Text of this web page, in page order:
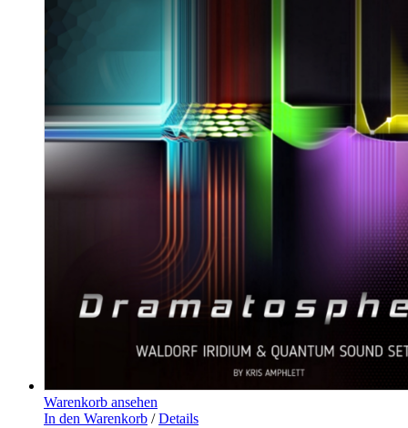
Warenkorb ansehen
In den Warenkorb / Details